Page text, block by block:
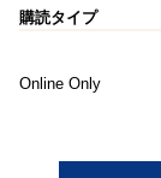
購読タイプ
Online Only